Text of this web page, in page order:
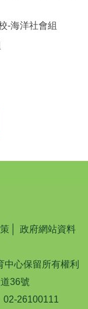
-海洋社會組
政府網站資料
中心保留所有權利
36號
02-26100111